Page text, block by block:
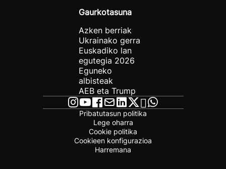
Gaurkotasuna
Azken berriak
Ukrainako gerra
Euskadiko lan
egutegia 2026
Eguneko
albisteak
AEB eta Trump
Pribatutasun politika
Lege oharra
Cookie politika
Cookieen konfigurazioa
Harremana